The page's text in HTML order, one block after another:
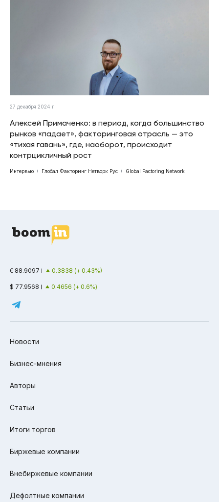
27 декабря 2024 г.
Алексей Примаченко: в период, когда большинство
рынков «падает», факторинговая отрасль — это
«тихая гавань», где, наоборот, происходит
контрцикличный рост
Интервью Глобал Факторинг Нетворк Рус Global Factoring Network
€ 88.9097 0.3838 (+ 0.43%)
$ 77.9568 0.4656 (+ 0.6%)
Новости
Бизнес-мнения
Авторы
Статьи
Итоги торгов
Биржевые компании
Внебиржевые компании
Дефолтные компании